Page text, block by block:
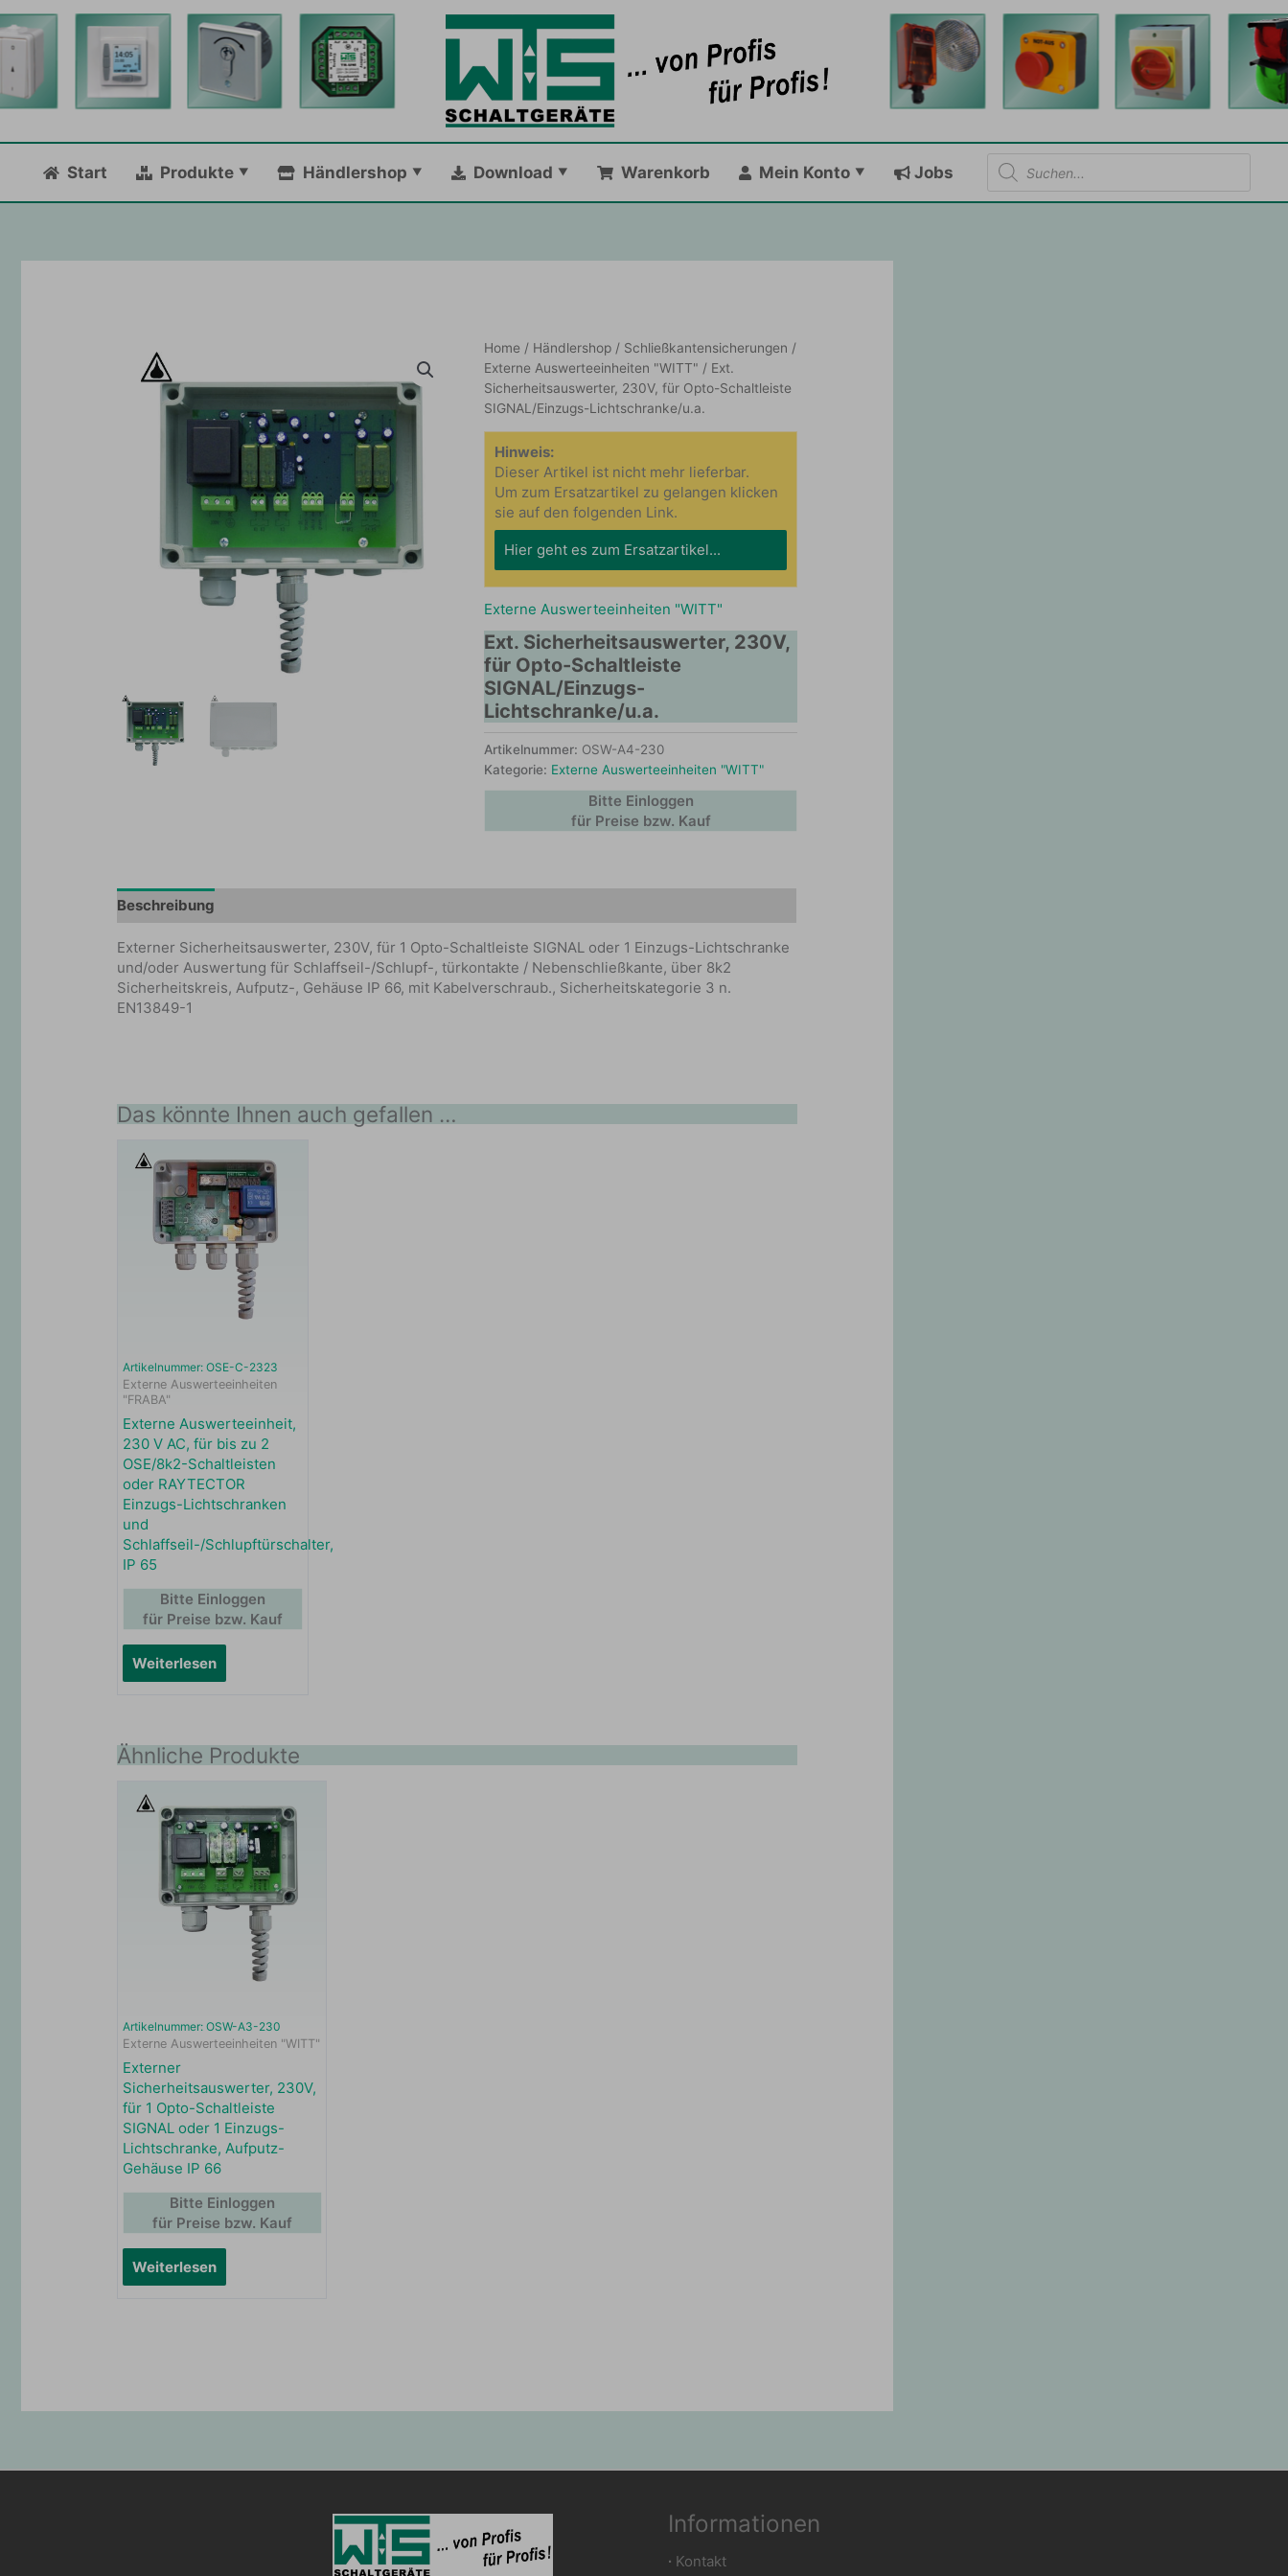
Zum
Inhalt
springen
Start Produkte Händlershop Download Warenkorb Mein Konto Jobs
Products
search
Home / Händlershop / Schließkantensicherungen /
Externe Auswerteeinheiten "WITT" / Ext.
Sicherheitsauswerter, 230V, für Opto-Schaltleiste
SIGNAL/Einzugs-Lichtschranke/u.a.
Hinweis:
Dieser Artikel ist nicht mehr lieferbar.
Um zum Ersatzartikel zu gelangen klicken
sie auf den folgenden Link.
Hier geht es zum Ersatzartikel...
Externe Auswerteeinheiten "WITT"
Ext. Sicherheitsauswerter, 230V,
für Opto-Schaltleiste
SIGNAL/Einzugs-
Lichtschranke/u.a.
Artikelnummer: OSW-A4-230
Kategorie: Externe Auswerteeinheiten "WITT"
Bitte Einloggen
für Preise bzw. Kauf
Beschreibung
Externer Sicherheitsauswerter, 230V, für 1 Opto-Schaltleiste SIGNAL oder 1 Einzugs-Lichtschranke
und/oder Auswertung für Schlaffseil-/Schlupf-, türkontakte / Nebenschließkante, über 8k2
Sicherheitskreis, Aufputz-, Gehäuse IP 66, mit Kabelverschraub., Sicherheitskategorie 3 n.
EN13849-1
Das könnte Ihnen auch gefallen …
Artikelnummer: OSE-C-2323
Externe Auswerteeinheiten
"FRABA"
Externe Auswerteeinheit,
230 V AC, für bis zu 2
OSE/8k2-Schaltleisten
oder RAYTECTOR
Einzugs-Lichtschranken
und
Schlaffseil-/Schlupftürschalter,
IP 65
Weiterlesen
Bitte Einloggen
für Preise bzw. Kauf
Ähnliche Produkte
Artikelnummer: OSW-A3-230
Externe Auswerteeinheiten "WITT"
Externer
Sicherheitsauswerter, 230V,
für 1 Opto-Schaltleiste
SIGNAL oder 1 Einzugs-
Lichtschranke, Aufputz-
Gehäuse IP 66
Weiterlesen
Bitte Einloggen
für Preise bzw. Kauf
Informationen
∙ Kontakt